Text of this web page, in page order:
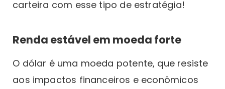
carteira com esse tipo de estratégia!
Renda estável em moeda forte
O dólar é uma moeda potente, que resiste
aos impactos financeiros e econômicos